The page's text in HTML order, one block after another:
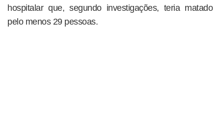
hospitalar que, segundo investigações, teria matado
pelo menos 29 pessoas.